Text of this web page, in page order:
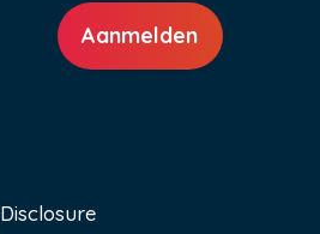
Aanmelden
Disclosure